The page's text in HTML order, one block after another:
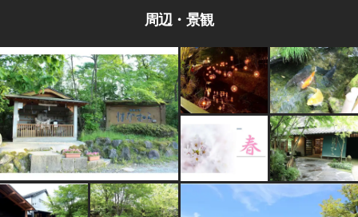
周辺・景観